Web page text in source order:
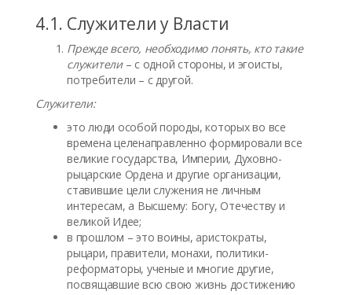
4.1. Служители у Власти
Прежде всего, необходимо понять, кто такие
служители – с одной стороны, и эгоисты,
потребители – с другой.
Служители:
это люди особой породы, которых во все
времена целенаправленно формировали все
великие государства, Империи, Духовно-
рыцарские Ордена и другие организации,
ставившие цели служения не личным
интересам, а Высшему: Богу, Отечеству и
великой Идее;
в прошлом – это воины, аристократы,
рыцари, правители, монахи, политики-
реформаторы, ученые и многие другие,
посвящавшие всю свою жизнь достижению